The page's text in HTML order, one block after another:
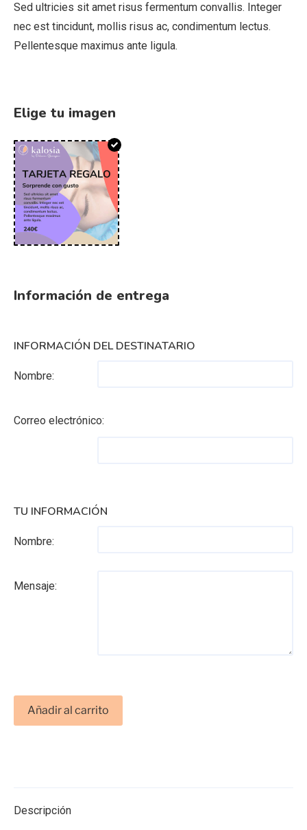
Sed ultricies sit amet risus fermentum convallis. Integer
nec est tincidunt, mollis risus ac, condimentum lectus.
Pellentesque maximus ante ligula.
Elige tu imagen
Información de entrega
INFORMACIÓN DEL DESTINATARIO
Nombre:
Correo electrónico:
TU INFORMACIÓN
Nombre:
Mensaje:
Añadir al carrito
Descripción